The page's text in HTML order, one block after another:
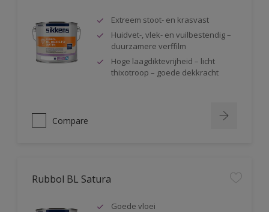
Extreem stoot- en krasvast
Huidvet-, vlek- en vuilbestendig –
duurzamere verffilm
Hoge laagdiktevrijheid – licht
thixotroop – goede dekkracht
Compare
Rubbol BL Satura
Goede vloei